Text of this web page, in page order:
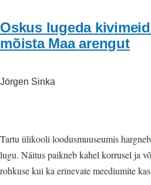
Oskus lugeda
mõista Maa arengut
Jörgen Sinka
Tartu ülikooli loodusmuuseumis
lugu. Näitus paikneb kahel korrusel ja
rohkuse kui ka erinevate meediumite